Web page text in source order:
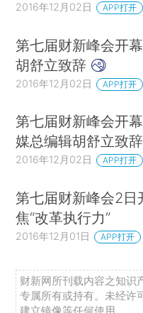
2016年12月02日 APP打开
第七届财新峰会开
胡舒立致辞
2016年12月02日 APP打开
第七届财新峰会开
媒总编辑胡舒立致辞
2016年12月02日 APP打开
第七届财新峰会2日
焦“改革执行力”
2016年12月01日 APP打开
财新网所刊载内容之知识
专属所有或持有。未经许